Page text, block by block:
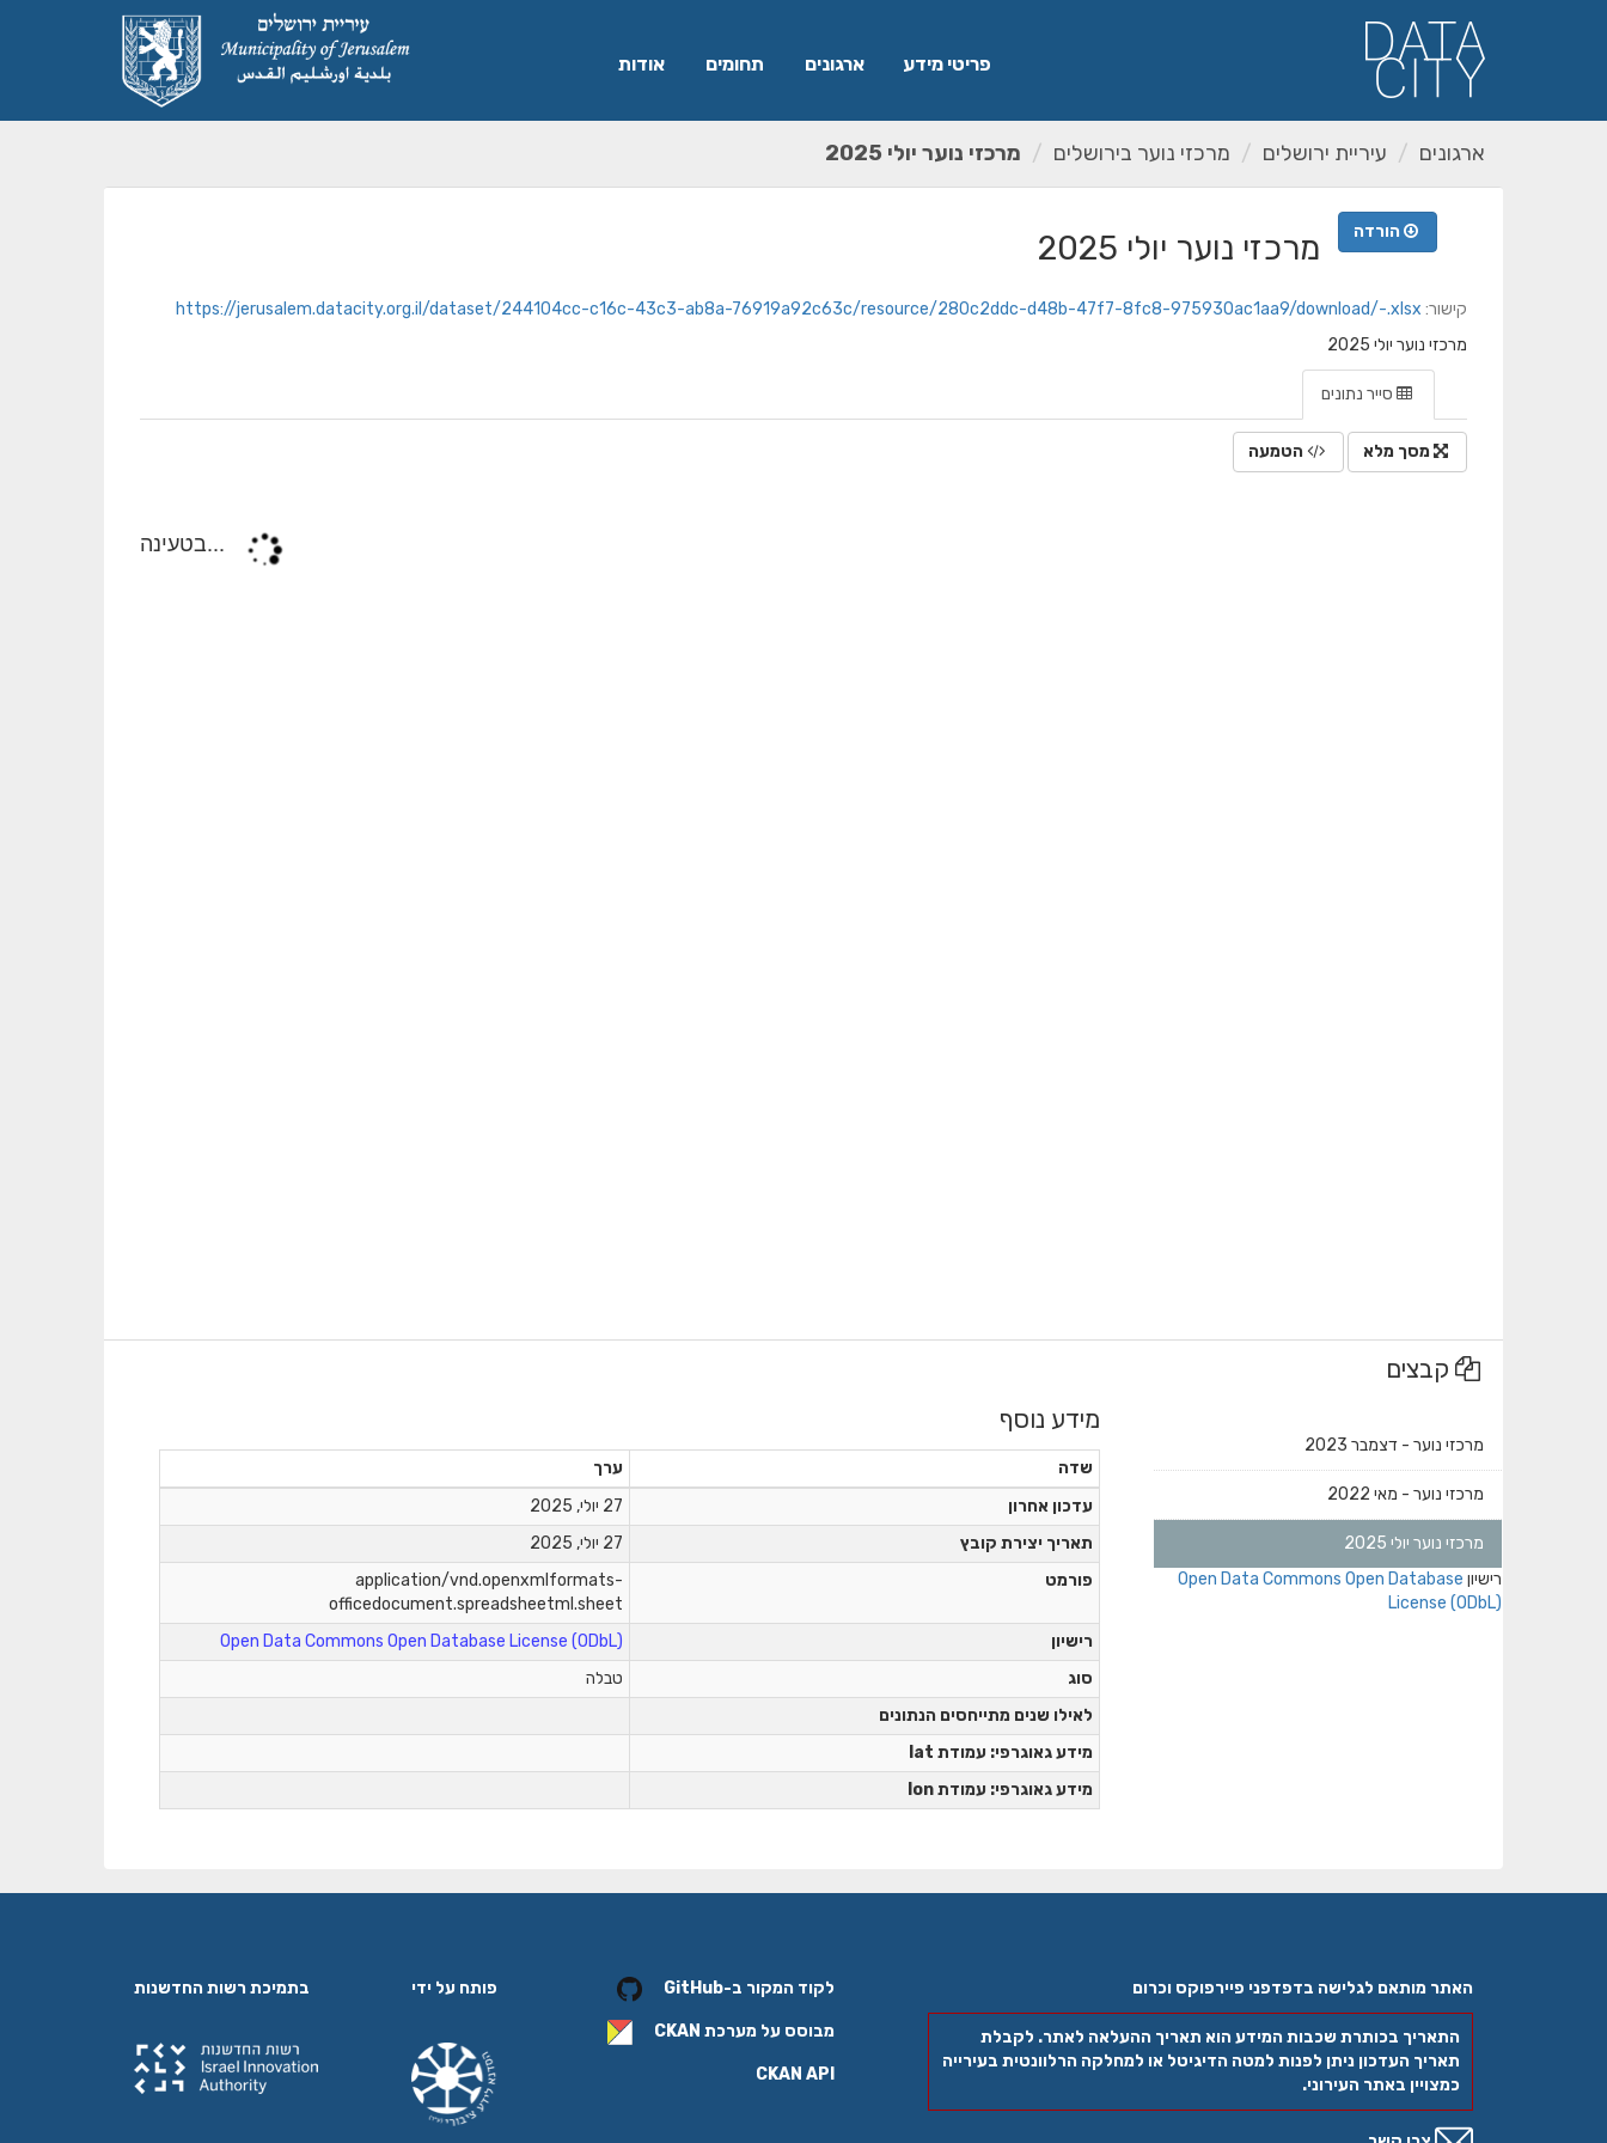
פריטי מידע ארגונים תחומים אודות
ארגונים עיריית ירושלים מרכזי נוער בירושלים מרכזי נוער יולי 2025
הורדה מרכזי נוער יולי 2025
קישור: https://jerusalem.datacity.org.il/dataset/244104cc-c16c-43c3-ab8a-76919a92c63c/resource/280c2ddc-d48b-47f7-8fc8-975930ac1aa9/download/-.xlsx
מרכזי נוער יולי 2025
סייר נתונים
מסך מלא הטמעה
קבצים
מרכזי נוער - דצמבר 2023
מרכזי נוער - מאי 2022
מרכזי נוער יולי 2025
רישיון Open Data Commons Open Database
License (ODbL)
מידע נוסף
שדה
ערך
עדכון אחרון
27 יולי, 2025
תאריך יצירת קובץ
27 יולי, 2025
פורמט
application/vnd.openxmlformats-
officedocument.spreadsheetml.sheet
רישיון
Open Data Commons Open Database License (ODbL)
סוג
טבלה
לאילו שנים מתייחסים הנתונים
מידע גאוגרפי: עמודת lat
מידע גאוגרפי: עמודת lon
האתר מותאם לגלישה בדפדפני פיירפוקס וכרום
התאריך בכותרת שכבות המידע הוא תאריך ההעלאה לאתר. לקבלת
תאריך העדכון ניתן לפנות למטה הדיגיטל או למחלקה הרלוונטית בעירייה
כמצויין באתר העירוני.
לקוד המקור ב-GitHub
מבוסס על מערכת CKAN
CKAN API
פותח על ידי בתמיכת רשות החדשנות